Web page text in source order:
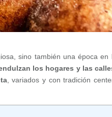
sino también una época
los hogares y las
, variados y con tradición